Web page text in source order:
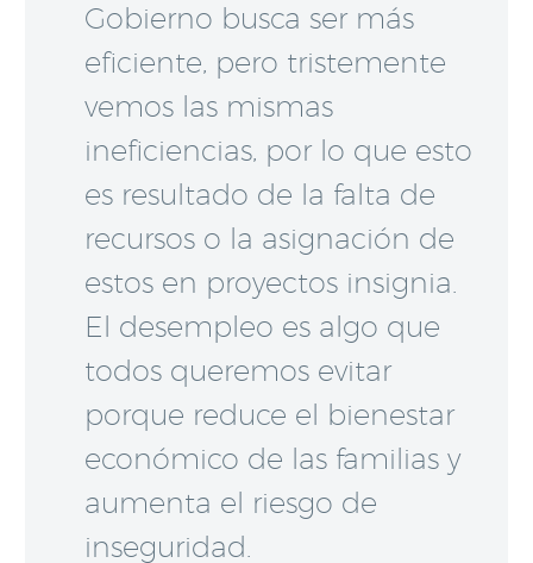
Gobierno busca ser más
eficiente, pero tristemente
vemos las mismas
ineficiencias, por lo que esto
es resultado de la falta de
recursos o la asignación de
estos en proyectos insignia.
El desempleo es algo que
todos queremos evitar
porque reduce el bienestar
económico de las familias y
aumenta el riesgo de
inseguridad.